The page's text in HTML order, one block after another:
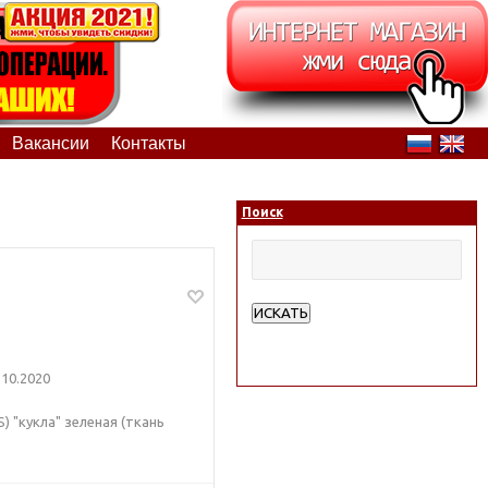
Вакансии Контакты
"кукла" зеленая (ткань
Поиск
ИСКАТЬ